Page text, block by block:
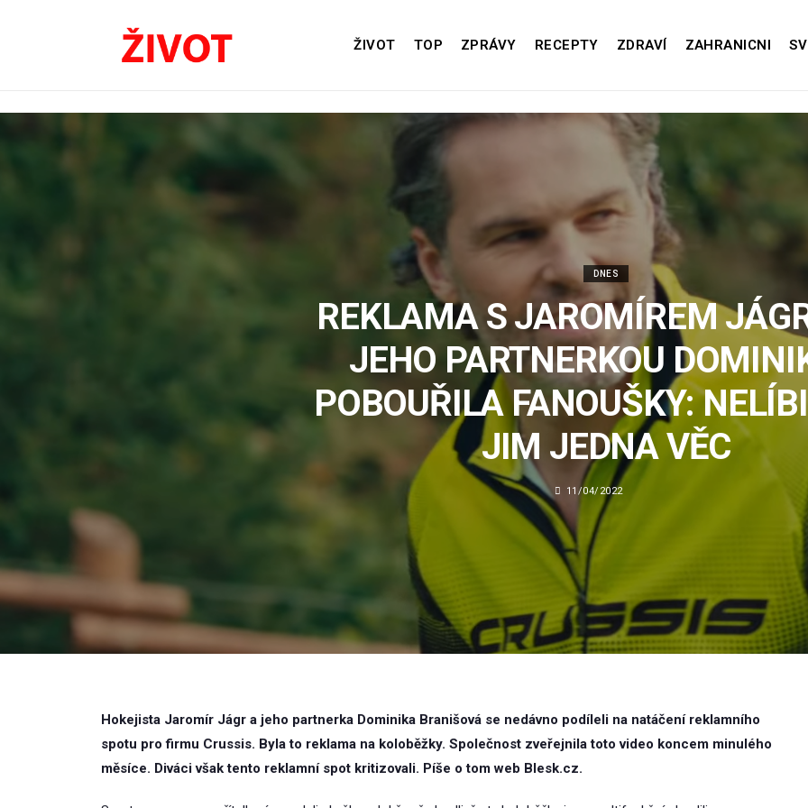
ŽIVOT TOP ZPRÁVY RECEPTY ZDRAVÍ ZAHRANICNI
DNES
REKLAMA S JAROMÍREM
JEHO PARTNERKOU
POBOUŘILA FANOUŠKY:
JIM JEDNA VĚC
11/04/2022
Hokejista Jaromír Jágr a jeho partnerka Dominika Branišová se nedávno podíleli na natáčení reklamního
spotu pro firmu Crussis. Byla to reklama na koloběžky. Společnost zveřejnila toto video koncem minulého
měsíce. Diváci však tento reklamní spot kritizovali. Píše o tom web Blesk.cz.